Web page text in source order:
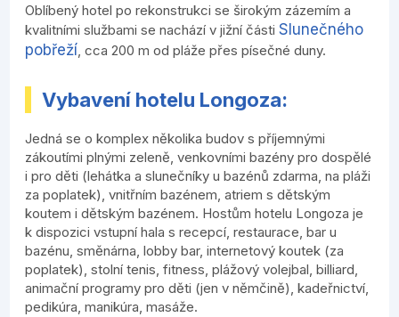
Oblíbený hotel po rekonstrukci se širokým zázemím a
kvalitními službami se nachází v jižní částiSlunečného
pobřeží , cca 200 m od pláže přes písečné duny.
Vybavení hotelu Longoza:
Jedná se o komplex několika budov s příjemnými
zákoutími plnými zeleně, venkovními bazény pro dospělé
i pro děti (lehátka a slunečníky u bazénů zdarma, na pláži
za poplatek), vnitřním bazénem, atriem s dětským
koutem i dětským bazénem. Hostům hotelu Longoza je
k dispozici vstupní hala s recepcí, restaurace, bar u
bazénu, směnárna, lobby bar, internetový koutek (za
poplatek), stolní tenis, fitness, plážový volejbal, billiard,
animační programy pro děti (jen v němčině), kadeřnictví,
pedikúra, manikúra, masáže.